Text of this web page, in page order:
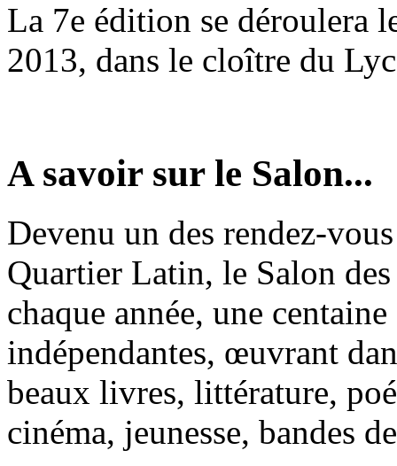
La 7e édition se déroulera
2013, dans le cloître du
A savoir sur le Salon...
Devenu un des rendez-
Quartier Latin, le Salon
chaque année, une
indépendantes, œuvrant
beaux livres, littérature,
cinéma, jeunesse, bandes